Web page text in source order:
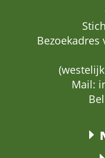
Bezoekadres
Mail: